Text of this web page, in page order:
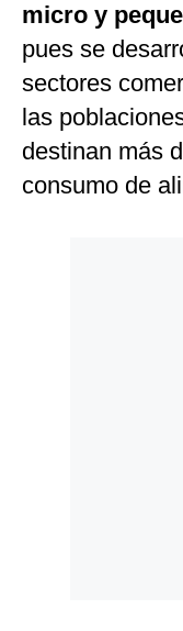
micro y
pues se
sectores
las
destinan más
consumo de